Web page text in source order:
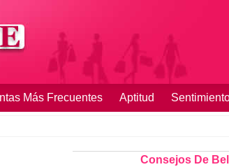
Más Frecuentes Aptitud
Consejos De